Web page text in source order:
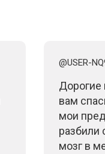
@USER-
Дорогие
вам
мои
разбили
мозг в